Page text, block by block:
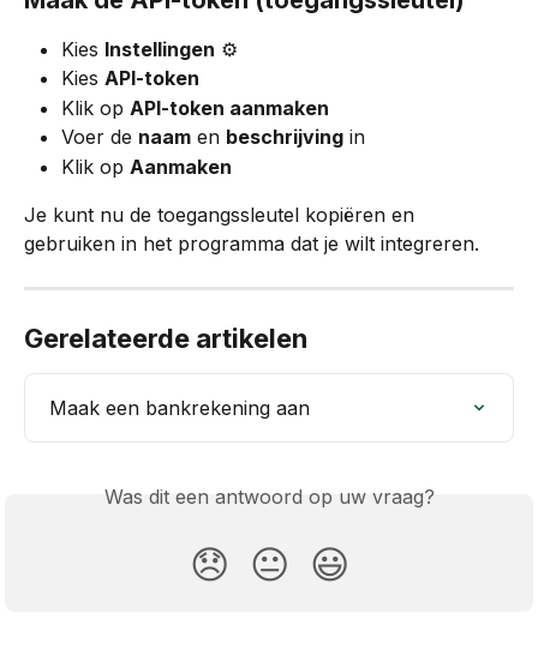
Kies Instellingen ⚙️
Kies API-token
Klik op API-token aanmaken
Voer de naam en beschrijving in
Klik op Aanmaken
Je kunt nu de toegangssleutel kopiëren en
gebruiken in het programma dat je wilt integreren.
Gerelateerde artikelen
Maak een bankrekening aan
Was dit een antwoord op uw vraag?
😞 😐 😃